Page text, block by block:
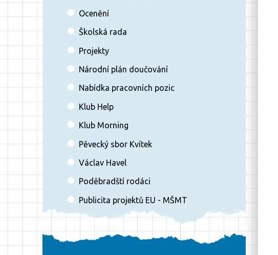
Ocenění
Školská rada
Projekty
Národní plán doučování
Nabídka pracovních pozic
Klub Help
Klub Morning
Pěvecký sbor Kvítek
Václav Havel
Poděbradští rodáci
Publicita projektů EU - MŠMT